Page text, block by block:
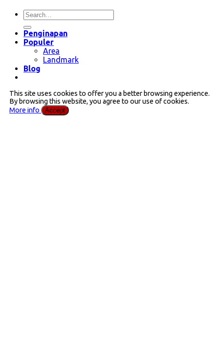
Penginapan
Populer
Area
Landmark
Blog
This site uses cookies to offer you a better browsing experience.
By browsing this website, you agree to our use of cookies.
More info
Accept